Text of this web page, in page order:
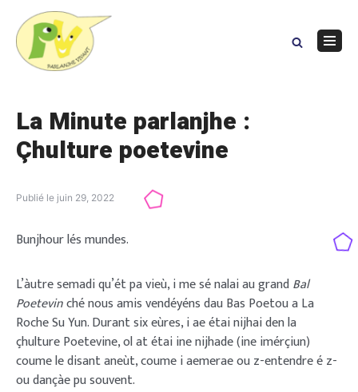
content
La Minute parlanjhe :
Çhulture poetevine
Publié le juin 29, 2022
Bunjhour lés mundes.
L’àutre semadi qu’ét pa vieù, i me sé nalai au grandBal
Poetevinché nous amis vendéyéns dau Bas Poetou a La
Roche Su Yun. Durant six eùres, i ae étai nijhai den la
çhulture Poetevine, ol at étai ine nijhade (ine imérçiun)
coume le disant aneùt, coume i aemerae ou z-entendre é z-
ou dançàe pu souvent.